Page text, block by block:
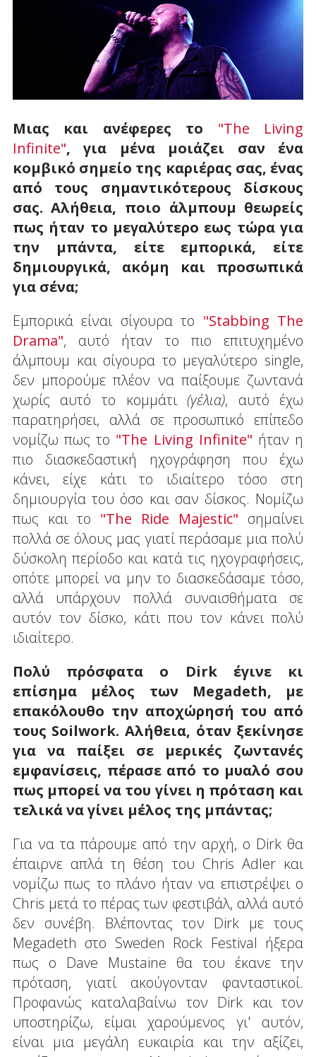
Μιας και ανέφερες το "The Living
Infinite", για μένα μοιάζει σαν ένα
κομβικό σημείο της καριέρας σας, ένας
από τους σημαντικότερους δίσκους
σας. Αλήθεια, ποιο άλμπουμ θεωρείς
πως ήταν το μεγαλύτερο εως τώρα για
την μπάντα, είτε εμπορικά, είτε
δημιουργικά, ακόμη και προσωπικά
για σένα;
Εμπορικά είναι σίγουρα το "Stabbing The
Drama", αυτό ήταν το πιο επιτυχημένο
άλμπουμ και σίγουρα το μεγαλύτερο single,
δεν μπορούμε πλέον να παίξουμε ζωντανά
χωρίς αυτό το κομμάτι(γέλια), αυτό έχω
παρατηρήσει, αλλά σε προσωπικό επίπεδο
νομίζω πως το "The Living Infinite" ήταν η
πιο διασκεδαστική ηχογράφηση που έχω
κάνει, είχε κάτι το ιδιαίτερο τόσο στη
δημιουργία του όσο και σαν δίσκος. Νομίζω
πως και το "The Ride Majestic" σημαίνει
πολλά σε όλους μας γιατί περάσαμε μια πολύ
δύσκολη περίοδο και κατά τις ηχογραφήσεις,
οπότε μπορεί να μην το διασκεδάσαμε τόσο,
αλλά υπάρχουν πολλά συναισθήματα σε
αυτόν τον δίσκο, κάτι που τον κάνει πολύ
ιδιαίτερο.
Πολύ πρόσφατα ο Dirk έγινε κι
επίσημα μέλος των Megadeth, με
επακόλουθο την αποχώρησή του από
τους Soilwork. Αλήθεια, όταν ξεκίνησε
για να παίξει σε μερικές ζωντανές
εμφανίσεις, πέρασε από το μυαλό σου
πως μπορεί να του γίνει η πρόταση και
τελικά να γίνει μέλος της μπάντας;
Για να τα πάρουμε από την αρχή, ο Dirk θα
έπαιρνε απλά τη θέση του Chris Adler και
νομίζω πως το πλάνο ήταν να επιστρέψει ο
Chris μετά το πέρας των φεστιβάλ, αλλά αυτό
δεν συνέβη. Βλέποντας τον Dirk με τους
Megadeth στο Sweden Rock Festival ήξερα
πως ο Dave Mustaine θα του έκανε την
πρόταση, γιατί ακούγονταν φανταστικοί.
Προφανώς καταλαβαίνω τον Dirk και τον
υποστηρίζω, είμαι χαρούμενος γι' αυτόν,
είναι μια μεγάλη ευκαιρία και την αξίζει,